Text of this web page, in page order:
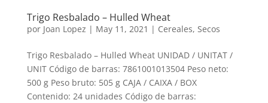
Trigo Resbalado – Hulled Wheat
por Joan Lopez | May 11, 2021 | Cereales, Secos
Trigo Resbalado – Hulled Wheat UNIDAD / UNITAT /
UNIT Código de barras: 7861001013504 Peso neto:
500 g Peso bruto: 505 g CAJA / CAIXA / BOX
Contenido: 24 unidades Código de barras: